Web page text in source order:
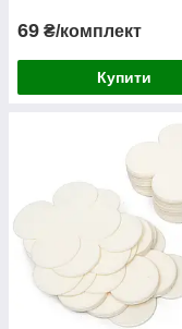
69 ₴/комплект
Купити